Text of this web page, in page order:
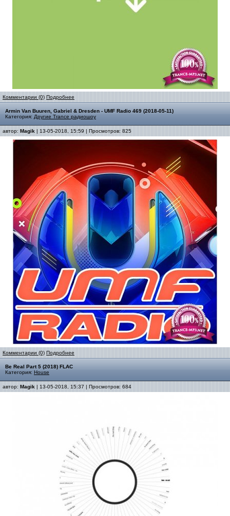
Комментарии (0) Подробнее
Armin Van Buuren, Gabriel & Dresden - UMF Radio 469 (2018-05-11)
Категория: Другие Trance радиошоу
автор: Magik | 13-05-2018, 15:59 | Просмотров: 825
Комментарии (0) Подробнее
Be Real Part 5 (2018) FLAC
Категория: House
автор: Magik | 13-05-2018, 15:37 | Просмотров: 684